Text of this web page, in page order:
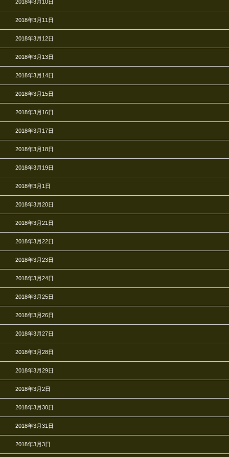
2018年3月10日
2018年3月11日
2018年3月12日
2018年3月13日
2018年3月14日
2018年3月15日
2018年3月16日
2018年3月17日
2018年3月18日
2018年3月19日
2018年3月1日
2018年3月20日
2018年3月21日
2018年3月22日
2018年3月23日
2018年3月24日
2018年3月25日
2018年3月26日
2018年3月27日
2018年3月28日
2018年3月29日
2018年3月2日
2018年3月30日
2018年3月31日
2018年3月3日